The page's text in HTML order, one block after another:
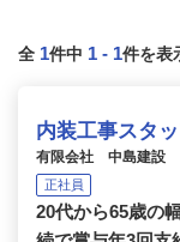
全 1件中 1 - 1件を表
内装工事スタ
有限会社 中島建設
正社員
20代から65歳の